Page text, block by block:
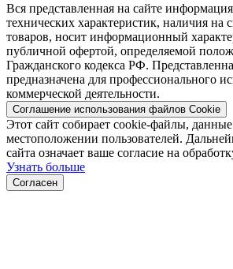
Вся представленная на сайте
технических характеристик, наличия на
товаров, носит информационный
публичной офертой, определяемой
Гражданского кодекса РФ.
предназначена для профессионального
коммерческой деятельности.
Соглашение использования файлов Cookie
Этот сайт собирает cookie-файлы,
местоположении пользователей.
сайта означает ваше согласие на
Узнать больше
Согласен